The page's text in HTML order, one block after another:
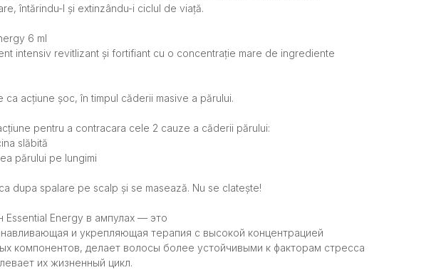
întărindu-l și extinzându-i ciclul de viață.
6 ml
intensiv revitlizant și fortifiant cu o concentrație mare de ingrediente
ca acțiune șoc, în timpul căderii masive a părului.
pentru a contracara cele 2 cauze a căderii părului:
slăbită
părului pe lungimi
dupa spalare pe scalp și se masează. Nu se clatește!
Essential Energy в ампулах — это
и укрепляющая терапия с высокой концентрацией
компонентов, делает волосы более устойчивыми к факторам стресса
их жизненный цикл.